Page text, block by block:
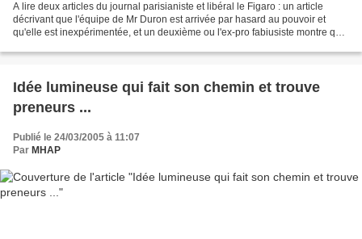
A lire deux articles du journal parisianiste et libéral le Figaro : un article
décrivant que l'équipe de Mr Duron est arrivée par hasard au pouvoir et
qu'elle est inexpérimentée, et un deuxième ou l'ex-pro fabiusiste montre qu'il
Idée lumineuse qui fait son chemin et trouve
preneurs ...
Publié le 24/03/2005 à 11:07
Par MHAP